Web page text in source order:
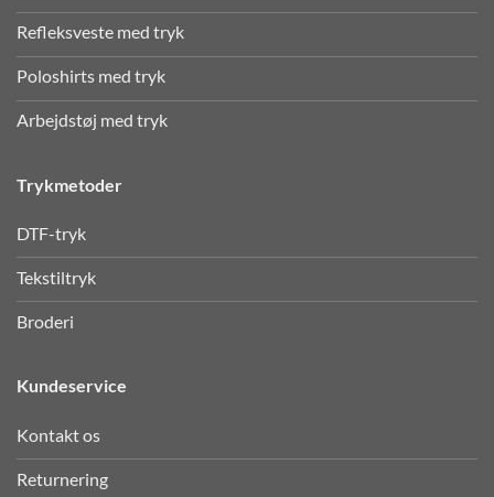
Refleksveste med tryk
Poloshirts med tryk
Arbejdstøj med tryk
Trykmetoder
DTF-tryk
Tekstiltryk
Broderi
Kundeservice
Kontakt os
Returnering